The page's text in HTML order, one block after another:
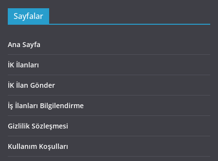
Sayfalar
Ana Sayfa
İK İlanları
İK İlan Gönder
İş İlanları Bilgilendirme
Gizlilik Sözleşmesi
Kullanım Koşulları